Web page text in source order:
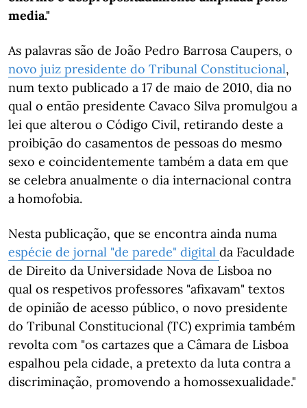
media."
As palavras são de João Pedro Barrosa Caupers, o
novo juiz presidente do Tribunal Constitucional,
num texto publicado a 17 de maio de 2010, dia no
qual o então presidente Cavaco Silva promulgou a
lei que alterou o Código Civil, retirando deste a
proibição do casamentos de pessoas do mesmo
sexo e coincidentemente também a data em que
se celebra anualmente o dia internacional contra
a homofobia.
Nesta publicação, que se encontra ainda numa
espécie de jornal "de parede" digital da Faculdade
de Direito da Universidade Nova de Lisboa no
qual os respetivos professores "afixavam" textos
de opinião de acesso público, o novo presidente
do Tribunal Constitucional (TC) exprimia também
revolta com "os cartazes que a Câmara de Lisboa
espalhou pela cidade, a pretexto da luta contra a
discriminação, promovendo a homossexualidade."